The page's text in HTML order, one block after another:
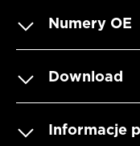
Numery OE
Download
Informacje